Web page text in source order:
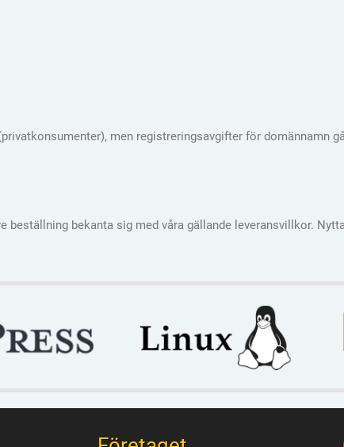
men registreringsavgifter för domännamn
bekanta sig med våra gällande leveransvillkor.